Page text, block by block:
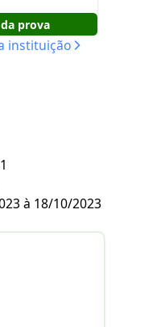
prova
instituição
à 18/10/2023